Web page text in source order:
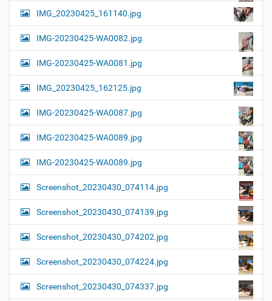
IMG_20230425_161140.jpg
IMG-20230425-WA0082.jpg
IMG-20230425-WA0081.jpg
IMG_20230425_162125.jpg
IMG-20230425-WA0087.jpg
IMG-20230425-WA0089.jpg
IMG-20230425-WA0089.jpg
Screenshot_20230430_074114.jpg
Screenshot_20230430_074139.jpg
Screenshot_20230430_074202.jpg
Screenshot_20230430_074224.jpg
Screenshot_20230430_074337.jpg